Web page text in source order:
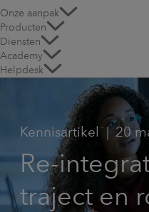
Onze aanpak
Producten
Diensten
Academy
Helpdesk
Kennisartikel 20
Re-
traject en